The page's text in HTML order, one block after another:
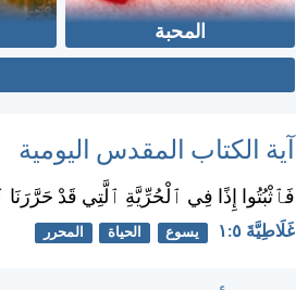
المحبة
آية الكتاب المقدس اليومية
فَٱثْبُتُوا إِذًا فِي ٱلْحُرِّيَّةِ ٱلَّتِي قَدْ حَرَّرَنَا
غَلَاطِيَّةَ ٥:‏١ يسوع الحياة المحرر